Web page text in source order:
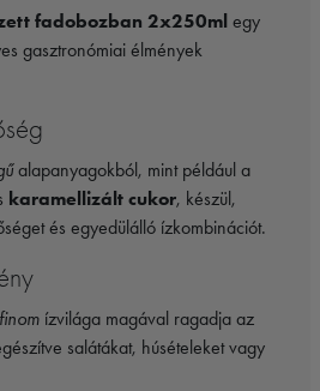
fadobozban 2x250ml egy
gasztronómiai élmények
alapanyagokból, mint például a
karamellizált cukor, készül,
és egyedülálló ízkombinációt.
ízvilága magával ragadja az
salátákat, húsételeket vagy